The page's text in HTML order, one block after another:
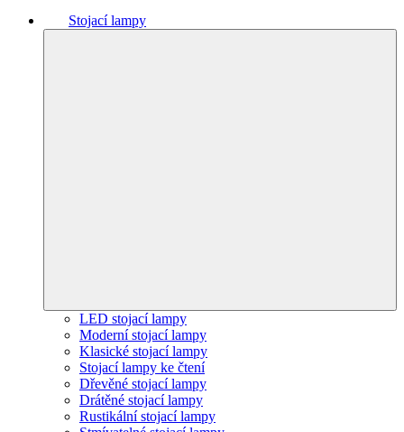
Stojací lampy
LED stojací lampy
Moderní stojací lampy
Klasické stojací lampy
Stojací lampy ke čtení
Dřevěné stojací lampy
Drátěné stojací lampy
Rustikální stojací lampy